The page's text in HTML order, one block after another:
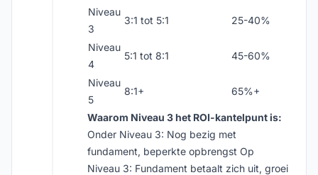
Niveau
3
3:1 tot 5:1 25-40%
Niveau
4
5:1 tot 8:1 45-60%
Niveau
5
8:1+ 65%+
Waarom Niveau 3 het ROI-kantelpunt is:
Onder Niveau 3: Nog bezig met
fundament, beperkte opbrengst Op
Niveau 3: Fundament betaalt zich uit, groei